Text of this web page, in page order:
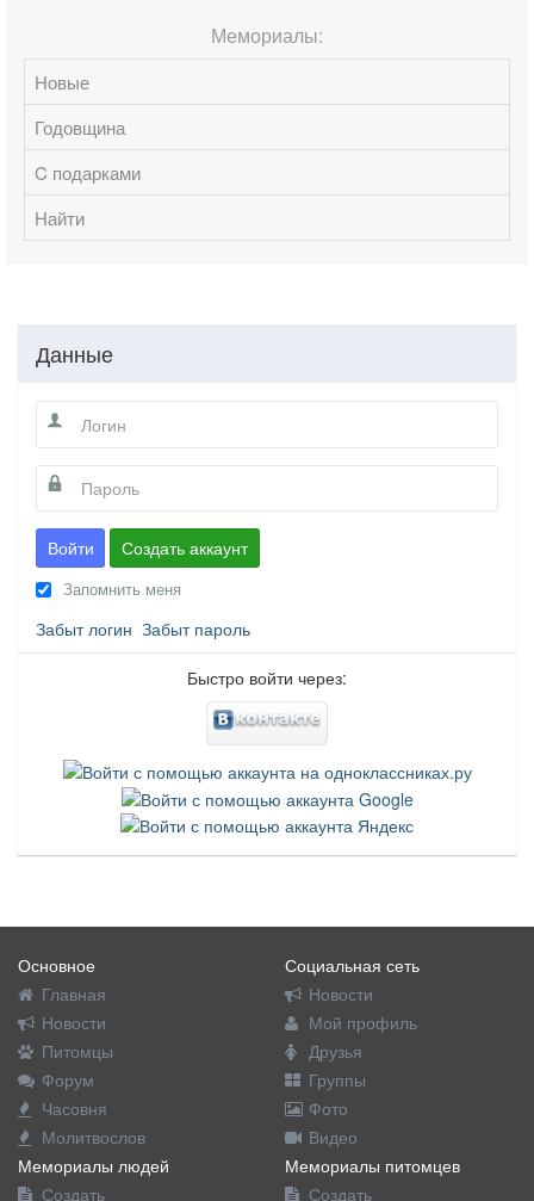
Мемориалы:
Новые
Годовщина
C подарками
Найти
Данные
Войти Создать аккаунт
Запомнить меня
Забыт логин Забыт пароль
Быстро войти через:
Основное
Главная
Новости
Питомцы
Форум
Часовня
Молитвослов
Социальная сеть
Новости
Мой профиль
Друзья
Группы
Фото
Видео
Мемориалы людей
Создать
Мемориалы питомцев
Создать